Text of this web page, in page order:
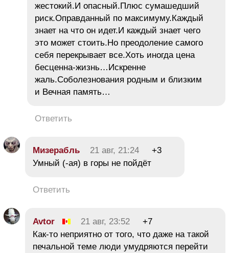
жестокий.И опасный.Плюс сумашедший
риск.Оправданный по максимуму.Каждый
знает на что он идет.И каждый знает чего
это может стоить.Но преодоление самого
себя перекрывает все.Хоть иногда цена
бесценна-жизнь…Искренне
жаль.Соболезнования родным и близким
и Вечная память…
Ответить
Мизерабль 21 авг, 21:24
+3
Умный (-ая) в горы не пойдёт
Ответить
Avtor 21 авг, 23:52
+7
Как-то неприятно от того, что даже на такой
печальной теме люди умудряются перейти